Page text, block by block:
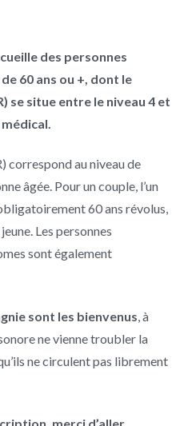
des personnes
60 ans ou +, dont le
se situe entre le niveau 4 et
correspond au niveau de
âgée. Pour un couple, l’un
60 ans révolus,
Les personnes
sont également
sont les bienvenus , à
ne vienne troubler la
ne circulent pas librement